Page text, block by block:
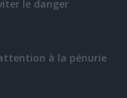
le danger
à la pénurie